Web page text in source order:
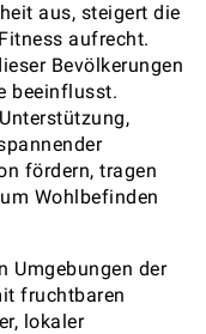
aus, steigert die
aufrecht.
Bevölkerungen
beeinflusst.
fördern, tragen
Wohlbefinden
Umgebungen der
fruchtbaren
lokaler